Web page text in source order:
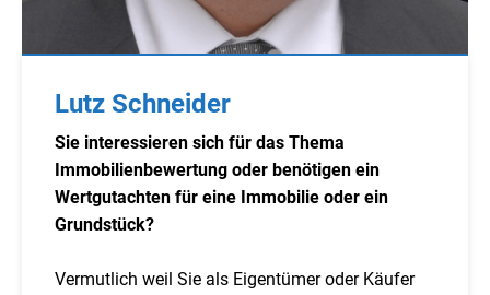
Lutz Schneider
Sie interessieren sich für das Thema
Immobilienbewertung oder benötigen ein
Wertgutachten für eine Immobilie oder ein
Grundstück?
Vermutlich weil Sie als Eigentümer oder Käufer